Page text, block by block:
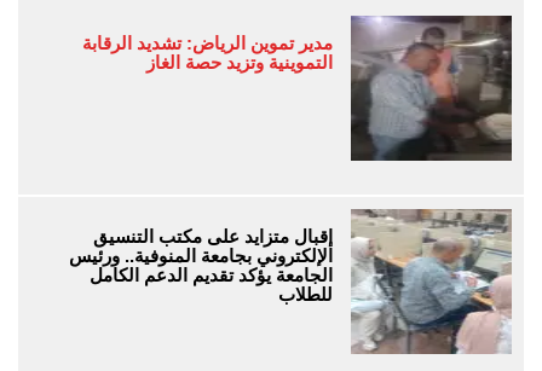
مدير تموين الرياض: تشديد الرقابة
التموينية وتزيد حصة الغاز
إقبال متزايد على مكتب التنسيق
الإلكتروني بجامعة المنوفية.. ورئيس
الجامعة يؤكد تقديم الدعم الكامل
للطلاب